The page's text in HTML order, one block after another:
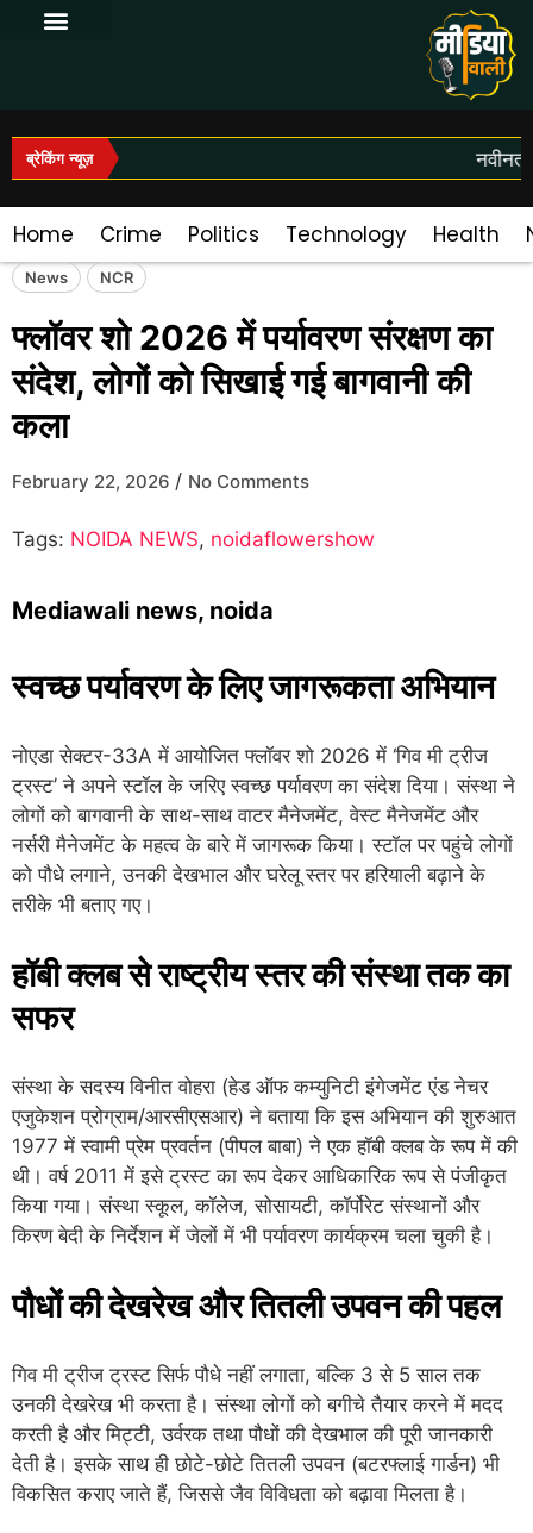
ब्रेकिंग न्यूज़
Home Crime Politics Technology Health
News NCR
फ्लॉवर शो 2026 में पर्यावरण संरक्षण का
संदेश, लोगों को सिखाई गई बागवानी की
कला
February 22, 2026 / No Comments
Tags: NOIDA NEWS, noidaflowershow
Mediawali news, noida
स्वच्छ पर्यावरण के लिए जागरूकता अभियान
नोएडा सेक्टर-33A में आयोजित फ्लॉवर शो 2026 में ‘गिव मी ट्रीज
ट्रस्ट’ ने अपने स्टॉल के जरिए स्वच्छ पर्यावरण का संदेश दिया। संस्था ने
लोगों को बागवानी के साथ-साथ वाटर मैनेजमेंट, वेस्ट मैनेजमेंट और
नर्सरी मैनेजमेंट के महत्व के बारे में जागरूक किया। स्टॉल पर पहुंचे लोगों
को पौधे लगाने, उनकी देखभाल और घरेलू स्तर पर हरियाली बढ़ाने के
तरीके भी बताए गए।
हॉबी क्लब से राष्ट्रीय स्तर की संस्था तक का
सफर
संस्था के सदस्य विनीत वोहरा (हेड ऑफ कम्युनिटी इंगेजमेंट एंड नेचर
एजुकेशन प्रोग्राम/आरसीएसआर) ने बताया कि इस अभियान की शुरुआत
1977 में स्वामी प्रेम प्रवर्तन (पीपल बाबा) ने एक हॉबी क्लब के रूप में की
थी। वर्ष 2011 में इसे ट्रस्ट का रूप देकर आधिकारिक रूप से पंजीकृत
किया गया। संस्था स्कूल, कॉलेज, सोसायटी, कॉर्पोरेट संस्थानों और
किरण बेदी के निर्देशन में जेलों में भी पर्यावरण कार्यक्रम चला चुकी है।
पौधों की देखरेख और तितली उपवन की पहल
गिव मी ट्रीज ट्रस्ट सिर्फ पौधे नहीं लगाता, बल्कि 3 से 5 साल तक
उनकी देखरेख भी करता है। संस्था लोगों को बगीचे तैयार करने में मदद
करती है और मिट्टी, उर्वरक तथा पौधों की देखभाल की पूरी जानकारी
देती है। इसके साथ ही छोटे-छोटे तितली उपवन (बटरफ्लाई गार्डन) भी
विकसित कराए जाते हैं, जिससे जैव विविधता को बढ़ावा मिलता है।